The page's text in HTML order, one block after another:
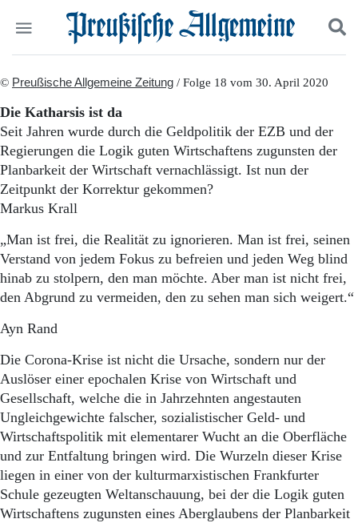
Aktuelle Ausgabe
Abonnenten-Login
Abonnent werden
Abo Prämien
Archiv
Mediadaten
Politik
Panorama
Gesellschaft
Leben
Geschichte
Berlin-Brandenburg
Schlesien
Danzig und Westpreußen
Bücher
Kontakt
Impressum
Datenschutz
Suchen und finden
© Preußische Allgemeine Zeitung / Folge 18 vom 30. April 2020
Die Katharsis ist da
Seit Jahren wurde durch die Geldpolitik der EZB und der
Regierungen die Logik guten Wirtschaftens zugunsten der
Planbarkeit der Wirtschaft vernachlässigt. Ist nun der
Zeitpunkt der Korrektur gekommen?
Markus Krall
„Man ist frei, die Realität zu ignorieren. Man ist frei, seinen
Verstand von jedem Fokus zu befreien und jeden Weg blind
hinab zu stolpern, den man möchte. Aber man ist nicht frei,
den Abgrund zu vermeiden, den zu sehen man sich weigert.“
Ayn Rand
Die Corona-Krise ist nicht die Ursache, sondern nur der
Auslöser einer epochalen Krise von Wirtschaft und
Gesellschaft, welche die in Jahrzehnten angestauten
Ungleichgewichte falscher, sozialistischer Geld- und
Wirtschaftspolitik mit elementarer Wucht an die Oberfläche
und zur Entfaltung bringen wird. Die Wurzeln dieser Krise
liegen in einer von der kulturmarxistischen Frankfurter
Schule gezeugten Weltanschauung, bei der die Logik guten
Wirtschaftens zugunsten eines Aberglaubens der Planbarkeit